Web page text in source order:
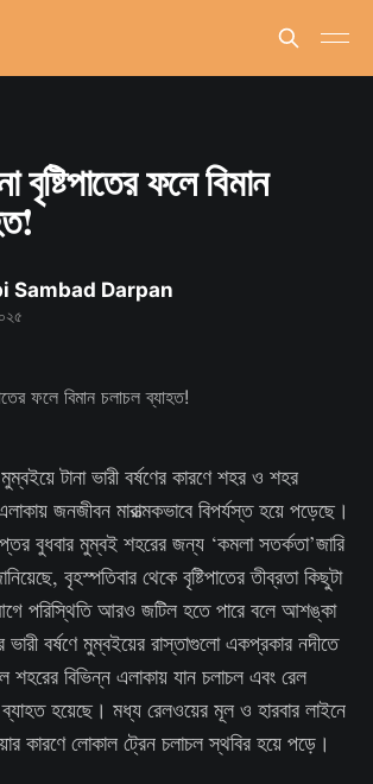
বৃষ্টিপাতের ফলে বিমান
Sambad Darpan
টানা ভারী বর্ষণের কারণে শহর ও শহর
জনজীবন মারাত্মকভাবে বিপর্যস্ত হয়ে পড়েছে।
বুধবার মুম্বই শহরের জন্য ‘কমলা সতর্কতা’জারি
বৃহস্পতিবার থেকে বৃষ্টিপাতের তীব্রতা কিছুটা
পরিস্থিতি আরও জটিল হতে পারে বলে আশঙ্কা
ভারী বর্ষণে মুম্বইয়ের রাস্তাগুলো একপ্রকার নদীতে
বিভিন্ন এলাকায় যান চলাচল এবং রেল
ব্যাহত হয়েছে। মধ্য রেলওয়ের মূল ও হারবার লাইনে
কারণে লোকাল ট্রেন চলাচল স্থবির হয়ে পড়ে।